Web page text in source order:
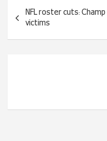
NFL roster cuts:
victims